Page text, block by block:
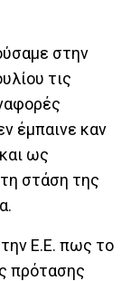
στην
τις
έμπαινε καν
ως
στάση της
την Ε.Ε. πως το
πρότασης